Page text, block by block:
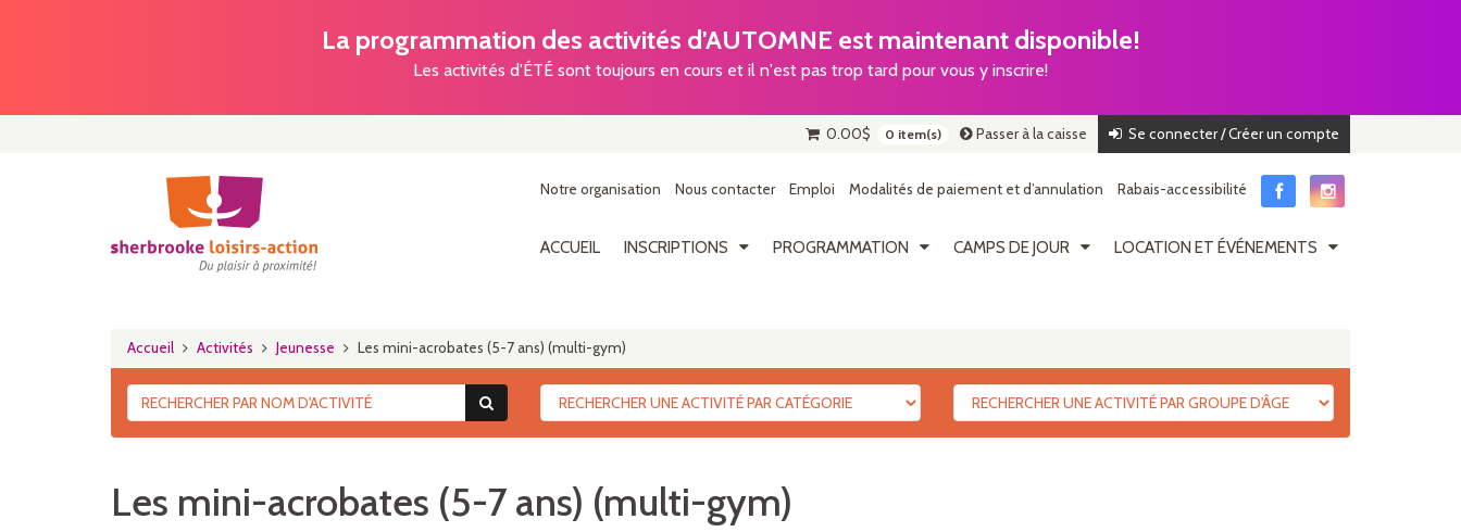
La programmation des activités d'AUTOMNE est maintenant disponible!
Les activités d'ÉTÉ sont toujours en cours et il n'est pas trop tard pour vous y inscrire!
Se connecter / Créer un compte
Passer à la caisse
0.00$ 0 item(s)
Notre organisation Nous contacter Emploi Modalités de paiement et d’annulation Rabais-accessibilité
ACCUEIL INSCRIPTIONS PROGRAMMATION CAMPS DE JOUR LOCATION ET ÉVÉNEMENTS
Accueil Activités Jeunesse Les mini-acrobates (5-7 ans) (multi-gym)
Les mini-acrobates (5-7 ans) (multi-gym)